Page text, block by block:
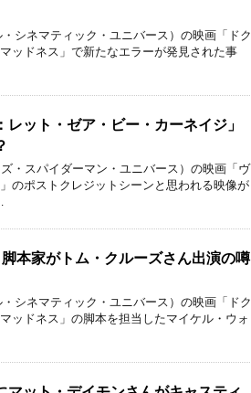
シネマティック・ユニバース）の映画「ドク
ッドネス」で新たなエラーが発見された事
レット・ゼア・ビー・カーネイジ」
・スパイダーマン・ユニバース）の映画「ヴ
のポストクレジットシーンと思われる映像が
本家がトム・クルーズさん出演の噂
シネマティック・ユニバース）の映画「ドク
ッドネス」の脚本を担当したマイケル・ウォ